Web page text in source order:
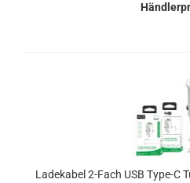
La­de­ka­bel 2-​Fach USB Type-​C